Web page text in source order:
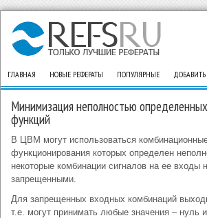
ГЛАВНАЯ НОВЫЕ РЕФЕРАТЫ ПОПУЛЯРНЫЕ ДОБАВИТЬ
Минимизация неполностью
функций
В ЦВМ могут использоваться
функционирования которых определен
некоторые комбинации сигналов на ее входы
запрещенными.
Для запрещенных входных комбинаций
т.е. могут принимать любые значения – нуль